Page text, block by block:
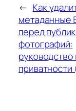
← Как
метаданные
перед
фотографий:
руководство
приватности